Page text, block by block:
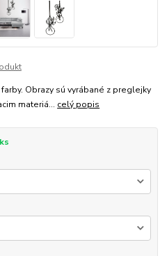
Obrazy sú vyrábané z preglejky
materiá... celý popis